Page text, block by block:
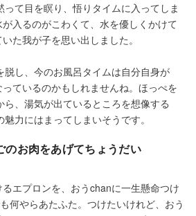
て目を瞑り、悟りタイムに入ってしま
入るのがこわくて、水を優しくかけて
た我が子を思い出しました。
脱し、今のお風呂タイムは自分自身が
っているのかもしれませんね。ほっぺを
、湯気が出ているところを想像する
力にはまってしまいそうです。
のお肉をあげてちょうだい
エプロンを、おうchanに一生懸命つけ
何やらあたふた。つけたいけれど、おう